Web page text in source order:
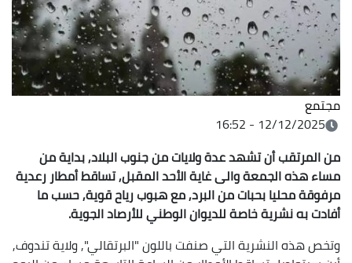
مجتمع
12/12/2025 - 16:52
من المرتقب أن تشهد عدة ولايات من جنوب البلاد, بداية من
مساء هذه الجمعة والى غاية الأحد المقبل, تساقط أمطار رعدية
مرفوقة محليا بحبات من البرد, مع هبوب رياح قوية, حسب ما
أفادت به نشرية خاصة للديوان الوطني للأرصاد الجوية.
وتخص هذه النشرية التي صنفت باللون "البرتقالي", ولاية تندوف,